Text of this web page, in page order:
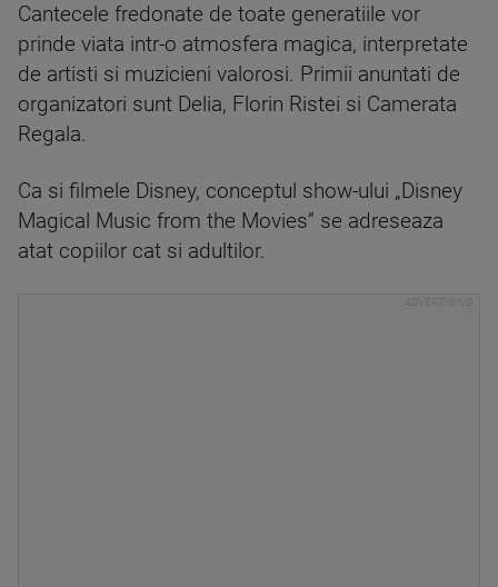
Cantecele fredonate de toate generatiile vor
prinde viata intr-o atmosfera magica, interpretate
de artisti si muzicieni valorosi. Primii anuntati de
organizatori sunt Delia, Florin Ristei si Camerata
Regala.
Ca si filmele Disney, conceptul show-ului „Disney
Magical Music from the Movies” se adreseaza
atat copiilor cat si adultilor.